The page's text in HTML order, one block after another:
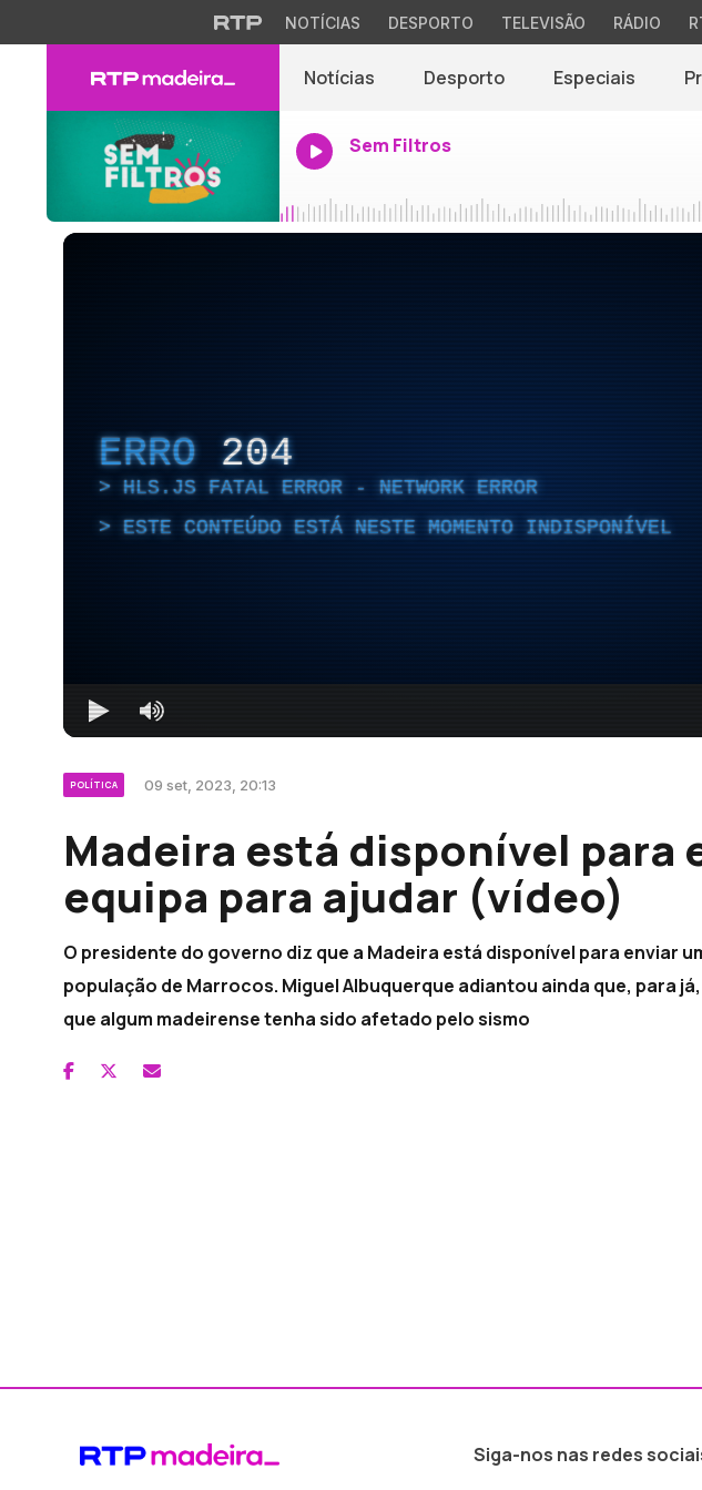
NOTÍCIAS DESPORTO TELEVISÃO RÁDIO
Notícias Desporto Especiais
Sem Filtros
ERRO 204
HLS.JS FATAL ERROR - NETWORK ERROR
ESTE CONTEÚDO ESTÁ NESTE MOMENTO INDISPONÍVEL
POLÍTICA 09 set, 2023, 20:13
Madeira está disponível para
equipa para ajudar (vídeo)
O presidente do governo diz que a Madeira está disponível para enviar
população de Marrocos. Miguel Albuquerque adiantou ainda que, para
que algum madeirense tenha sido afetado pelo sismo
Siga-nos nas redes